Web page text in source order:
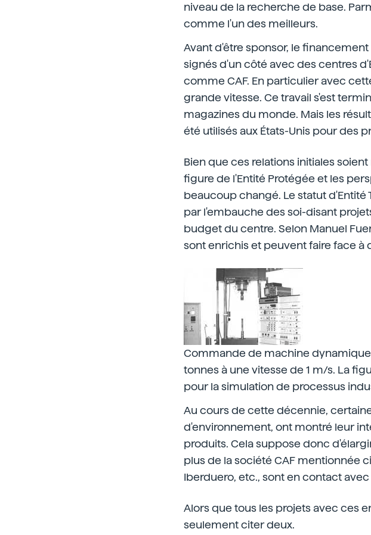
niveau de la recherche de base.
comme l'un des meilleurs.
Avant d'être sponsor, le
signés d'un côté avec des centres
comme CAF. En particulier avec
grande vitesse. Ce travail s'est
magazines du monde. Mais les
été utilisés aux États-Unis pour des
Bien que ces relations initiales
figure de l'Entité Protégée et les
beaucoup changé. Le statut
par l'embauche des soi-disant
budget du centre. Selon Manuel
sont enrichis et peuvent faire face à
Commande de machine
tonnes à une vitesse de 1 m/s. La
pour la simulation de processus
Au cours de cette décennie,
d'environnement, ont montré leur
produits. Cela suppose donc
plus de la société CAF mentionnée
Iberduero, etc., sont en contact avec
Alors que tous les projets avec ces
seulement citer deux.